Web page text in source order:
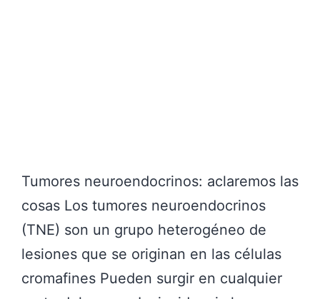
Tumores neuroendocrinos: aclaremos las
cosas Los tumores neuroendocrinos
(TNE) son un grupo heterogéneo de
lesiones que se originan en las células
cromafines Pueden surgir en cualquier